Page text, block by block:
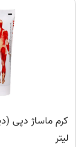
لیتر